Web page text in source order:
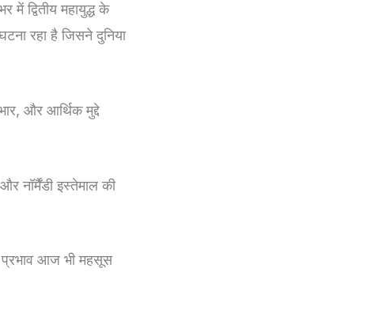
में द्वितीय महायुद्ध के
रहा है जिसने दुनिया
और आर्थिक मुद्दे
नॉर्मैंडी इस्तेमाल की
प्रभाव आज भी महसूस